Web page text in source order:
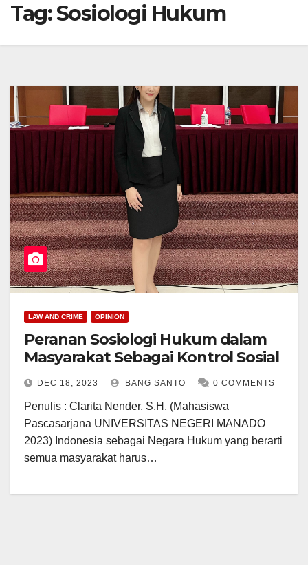
Tag:Sosiologi Hukum
LAW AND CRIME OPINION
Peranan Sosiologi Hukum dalam
Masyarakat Sebagai Kontrol Sosial
DEC 18, 2023 BANG SANTO 0 COMMENTS
Penulis : Clarita Nender, S.H. (Mahasiswa
Pascasarjana UNIVERSITAS NEGERI MANADO
2023) Indonesia sebagai Negara Hukum yang berarti
semua masyarakat harus…